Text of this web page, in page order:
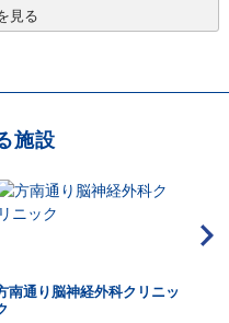
見る
施設
南通り脳神経外科クリニッ